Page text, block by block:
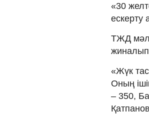
«30
ескерту
ТЖД
жиналып
«Жүк
Оның
– 350,